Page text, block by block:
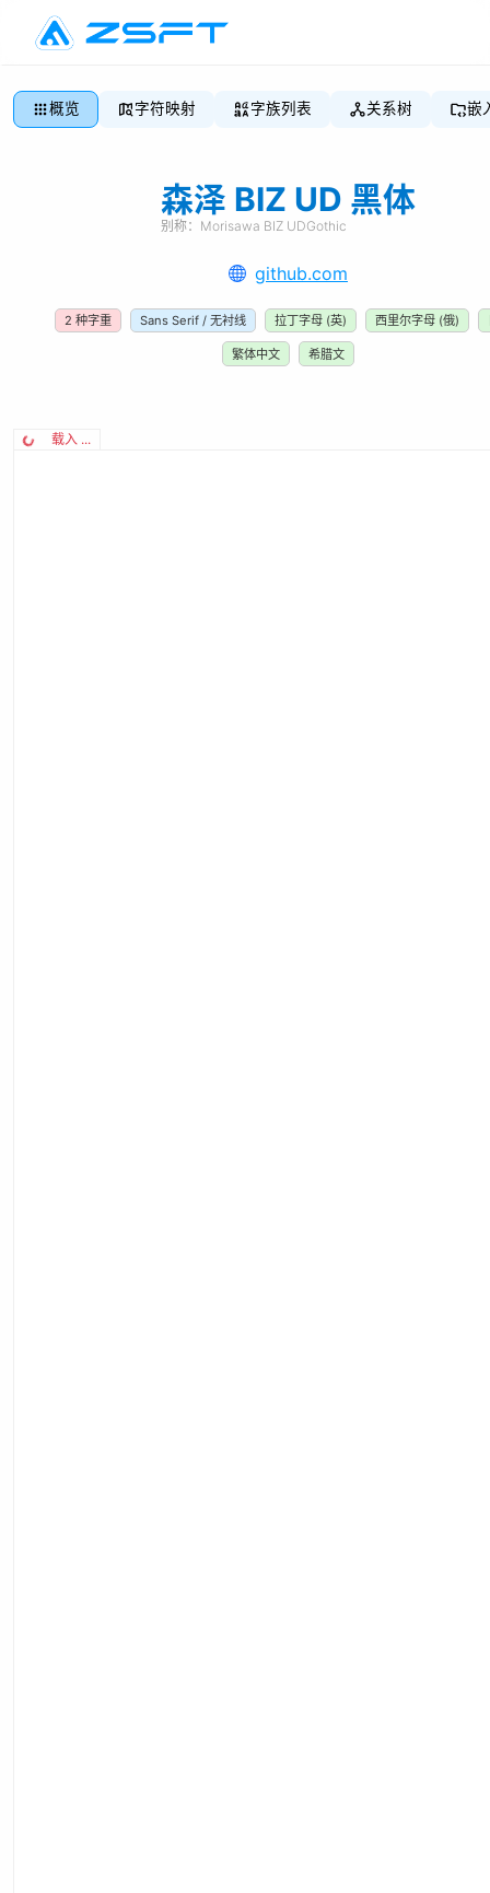
概览 字符映射 字族列表 关系树 嵌
森泽 BIZ UD 黑体
别称： Morisawa BIZ UDGothic
github.com
2 种字重 Sans Serif / 无衬线 拉丁字母 (英) 西里尔字母 (俄)
繁体中文 希腊文
载入 ...